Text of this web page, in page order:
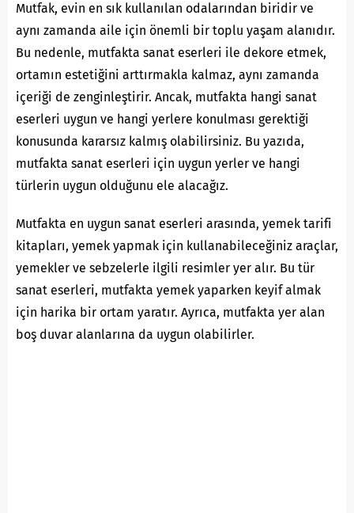
Mutfak, evin en sık kullanılan odalarından biridir ve
aynı zamanda aile için önemli bir toplu yaşam alanıdır.
Bu nedenle, mutfakta sanat eserleri ile dekore etmek,
ortamın estetiğini arttırmakla kalmaz, aynı zamanda
içeriği de zenginleştirir. Ancak, mutfakta hangi sanat
eserleri uygun ve hangi yerlere konulması gerektiği
konusunda kararsız kalmış olabilirsiniz. Bu yazıda,
mutfakta sanat eserleri için uygun yerler ve hangi
türlerin uygun olduğunu ele alacağız.
Mutfakta en uygun sanat eserleri arasında, yemek tarifi
kitapları, yemek yapmak için kullanabileceğiniz araçlar,
yemekler ve sebzelerle ilgili resimler yer alır. Bu tür
sanat eserleri, mutfakta yemek yaparken keyif almak
için harika bir ortam yaratır. Ayrıca, mutfakta yer alan
boş duvar alanlarına da uygun olabilirler.